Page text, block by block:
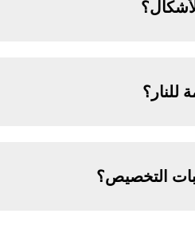
للنار؟
التخصيص؟